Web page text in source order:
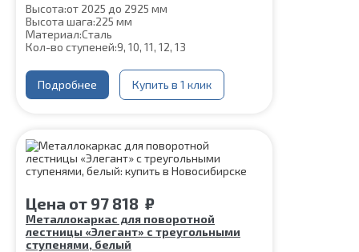
Высота:от 2025 до 2925 мм
Высота шага:225 мм
Материал:Сталь
Кол-во ступеней:9, 10, 11, 12, 13
Подробнее Купить в 1 клик
Цена от 97 818 ₽
Металлокаркас для поворотной
лестницы «Элегант» с треугольными
ступенями, белый